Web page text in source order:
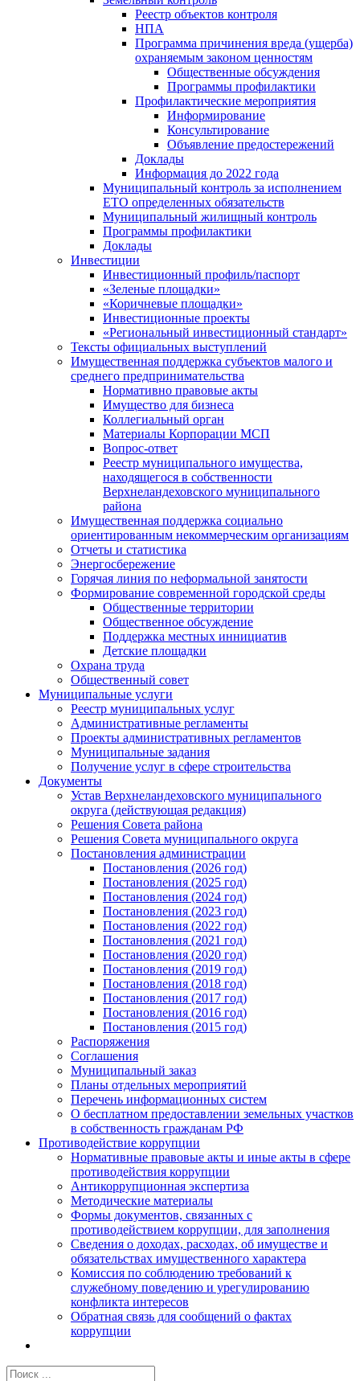
Реестр объектов контроля
НПА
Программа причинения вреда (ущерба)
охраняемым законом ценностям
Общественные обсуждения
Программы профилактики
Профилактические мероприятия
Информирование
Консультирование
Объявление предостережений
Доклады
Информация до 2022 года
Муниципальный контроль за исполнением
ЕТО определенных обязательств
Муниципальный жилищный контроль
Программы профилактики
Доклады
Инвестиции
Инвестиционный профиль/паспорт
«Зеленые площадки»
«Коричневые площадки»
Инвестиционные проекты
«Региональный инвестиционный стандарт»
Тексты официальных выступлений
Имущественная поддержка субъектов малого и
среднего предпринимательства
Нормативно правовые акты
Имущество для бизнеса
Коллегиальный орган
Материалы Корпорации МСП
Вопрос-ответ
Реестр муниципального имущества,
находящегося в собственности
Верхнеландеховского муниципального
района
Имущественная поддержка социально
ориентированным некоммерческим организациям
Отчеты и статистика
Энергосбережение
Горячая линия по неформальной занятости
Формирование современной городской среды
Общественные территории
Общественное обсуждение
Поддержка местных иннициатив
Детские площадки
Охрана труда
Общественный совет
Муниципальные услуги
Реестр муниципальных услуг
Административные регламенты
Проекты административных регламентов
Муниципальные задания
Получение услуг в сфере строительства
Документы
Устав Верхнеландеховского муниципального
округа (действующая редакция)
Решения Совета района
Решения Совета муниципального округа
Постановления администрации
Постановления (2026 год)
Постановления (2025 год)
Постановления (2024 год)
Постановления (2023 год)
Постановления (2022 год)
Постановления (2021 год)
Постановления (2020 год)
Постановления (2019 год)
Постановления (2018 год)
Постановления (2017 год)
Постановления (2016 год)
Постановления (2015 год)
Распоряжения
Соглашения
Муниципальный заказ
Планы отдельных мероприятий
Перечень информационных систем
О бесплатном предоставлении земельных участков
в собственность гражданам РФ
Противодействие коррупции
Нормативные правовые акты и иные акты в сфере
противодействия коррупции
Антикоррупционная экспертиза
Методические материалы
Формы документов, связанных с
противодействием коррупции, для заполнения
Сведения о доходах, расходах, об имуществе и
обязательствах имущественного характера
Комиссия по соблюдению требований к
служебному поведению и урегулированию
конфликта интересов
Обратная связь для сообщений о фактах
коррупции
Результат